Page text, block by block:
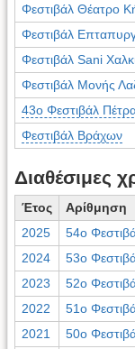
Φεστιβάλ Θέατρο
Φεστιβάλ
Φεστιβάλ Sani
Φεστιβάλ Μονής
43ο Φεστιβάλ
Φεστιβάλ Βράχων
Διαθέσιμες
Έτος
Αρίθμηση
2025
54ο
2024
53ο
2023
52ο
2022
51ο
2021
50ο